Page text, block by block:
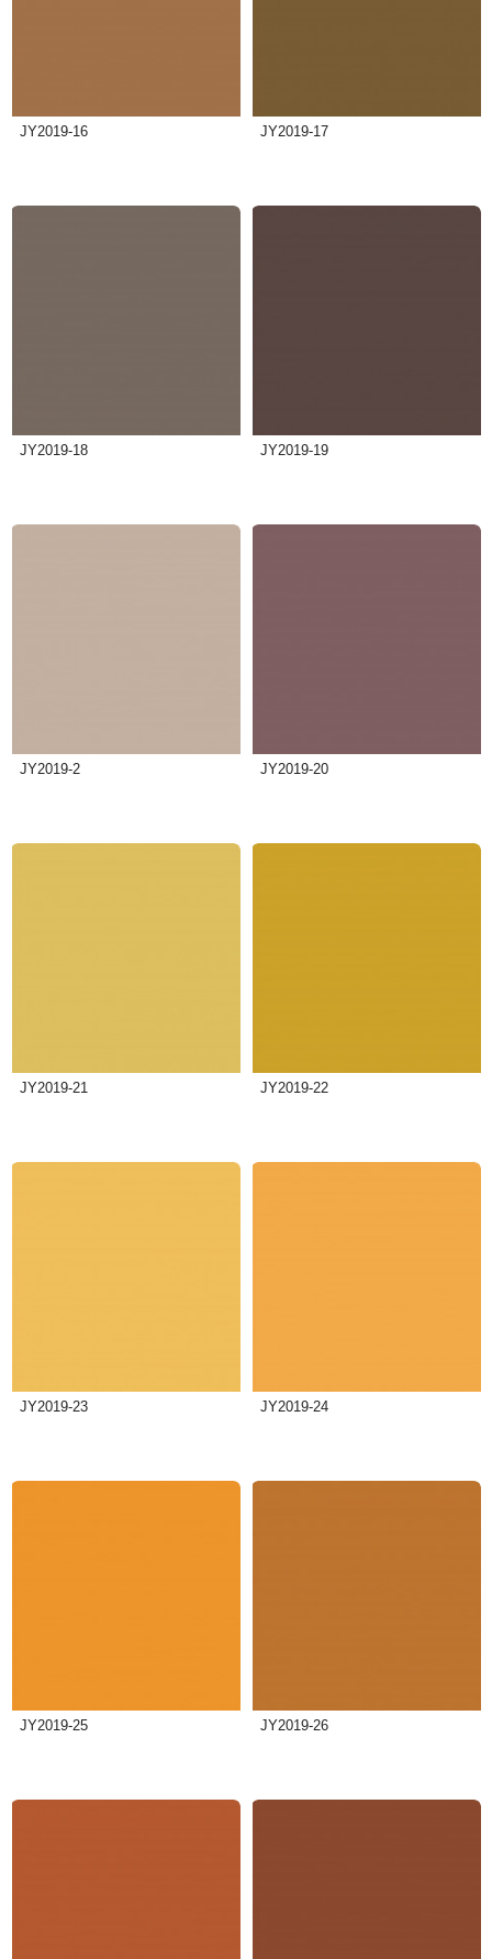
JY2019-16 JY2019-17
JY2019-18 JY2019-19
JY2019-2 JY2019-20
JY2019-21 JY2019-22
JY2019-23 JY2019-24
JY2019-25 JY2019-26